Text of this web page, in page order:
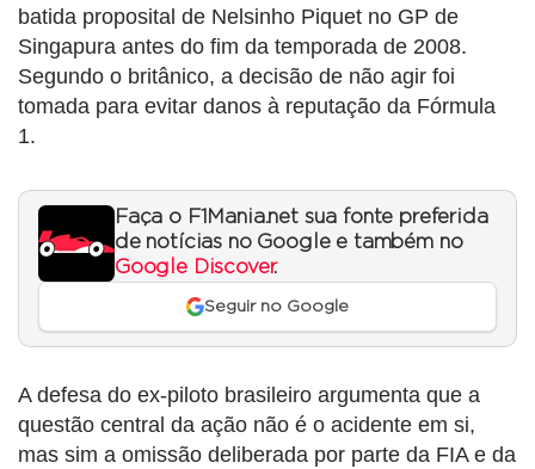
batida proposital de Nelsinho Piquet no GP de
Singapura antes do fim da temporada de 2008.
Segundo o britânico, a decisão de não agir foi
tomada para evitar danos à reputação da Fórmula
1.
Faça o F1Mania.net sua fonte preferida
de notícias no Google e também no
Google Discover.
Seguir no Google
A defesa do ex-piloto brasileiro argumenta que a
questão central da ação não é o acidente em si,
mas sim a omissão deliberada por parte da FIA e da